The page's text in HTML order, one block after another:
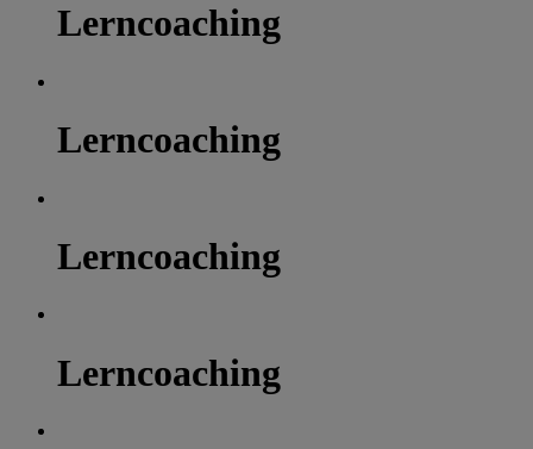
Lerncoaching
Lerncoaching
Lerncoaching
Lerncoaching